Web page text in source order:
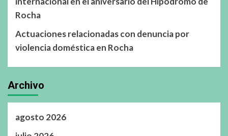
Rocha
Actuaciones relacionadas con denuncia por
violencia doméstica en Rocha
Archivo
agosto 2026